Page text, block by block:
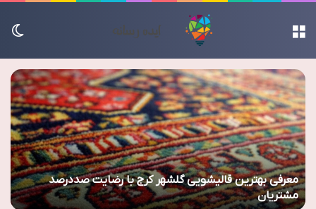
معرفی بهترین قالیشویی گلشهر کرج با رضایت صددرصد
مشتریان